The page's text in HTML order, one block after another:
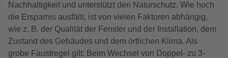
Nachhaltigkeit und unterstützt den Naturschutz. Wie hoch
die Ersparnis ausfällt, ist von vielen Faktoren abhängig,
wie z. B. der Qualität der Fenster und der Installation, dem
Zustand des Gebäudes und dem örtlichen Klima. Als
grobe Faustregel gilt: Beim Wechsel von Doppel- zu 3-